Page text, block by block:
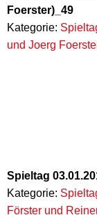
Foerster)_49
Kategorie:
und Joerg
Spieltag
Kategorie:
Förster und